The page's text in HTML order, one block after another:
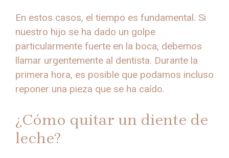
En estos casos, el tiempo es fundamental. Si
nuestro hijo se ha dado un golpe
particularmente fuerte en la boca, debemos
llamar urgentemente al dentista. Durante la
primera hora, es posible que podamos incluso
reponer una pieza que se ha caído.
¿Cómo quitar un diente de
leche?